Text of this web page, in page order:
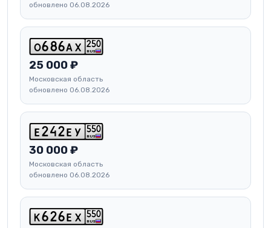
обновлено 06.08.2026
o6 86 a x RUS
250
25 000 ₽
Московская область
обновлено 06.08.2026
e 2 4 2 e y RUS
550
30 000 ₽
Московская область
обновлено 06.08.2026
k 6 26 e x RUS
550